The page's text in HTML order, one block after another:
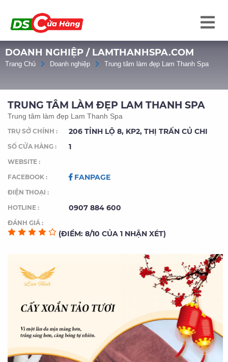
DOANH NGHIỆP / LAMTHANHSPA.COM
Trang Chủ Doanh nghiệp Trung tâm làm đẹp Lam Thanh Spa
TRUNG TÂM LÀM ĐẸP LAM THANH SPA
Trung tâm làm đẹp Lam Thanh Spa
TRỤ SỞ CHÍNH : 206 TỈNH LỘ 8, KP2, THỊ TRẤN CỦ CHI
SỐ CỬA HÀNG : 1
WEBSITE :
FACEBOOK :
FANPAGE
ĐIỆN THOẠI :
HOTLINE :
0907 884 600
ĐÁNH GIÁ :
(ĐIỂM: 8/10 CỦA 1 NHẬN XÉT)